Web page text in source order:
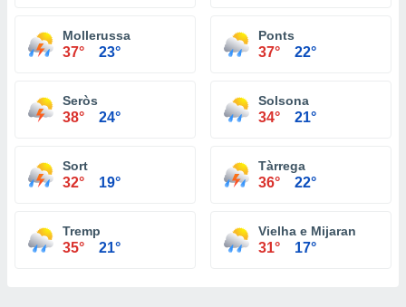
Mollerussa
37° 23°
Ponts
37° 22°
Seròs
38° 24°
Solsona
34° 21°
Sort
32° 19°
Tàrrega
36° 22°
Tremp
35° 21°
Vielha e Mijaran
31° 17°